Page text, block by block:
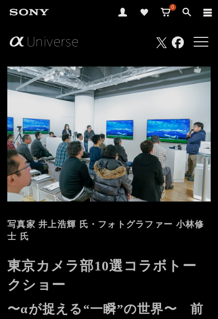
0
さ
あ、
こ
と
の
な
界
へ。
α
Universe
TwitterFacebook
写真家 井上浩輝 氏・フォトグラファー 小林修
士 氏
東京カメラ部10選コラボトー
クショー
〜αが捉える“一瞬”の世界〜 前